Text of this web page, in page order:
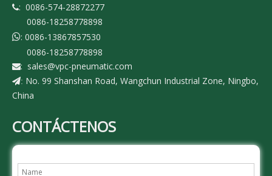
: 0086-574-28872277
0086-18258778898
: 0086-13867857530
0086-18258778898
: sales@vpc-pneumatic.com
: No. 99 Shanshan Road, Wangchun Industrial Zone, Ningbo,
China
CONTÁCTENOS